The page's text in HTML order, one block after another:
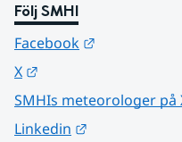
Följ SMHI
Facebook
X
SMHIs meteorologer på
Linkedin